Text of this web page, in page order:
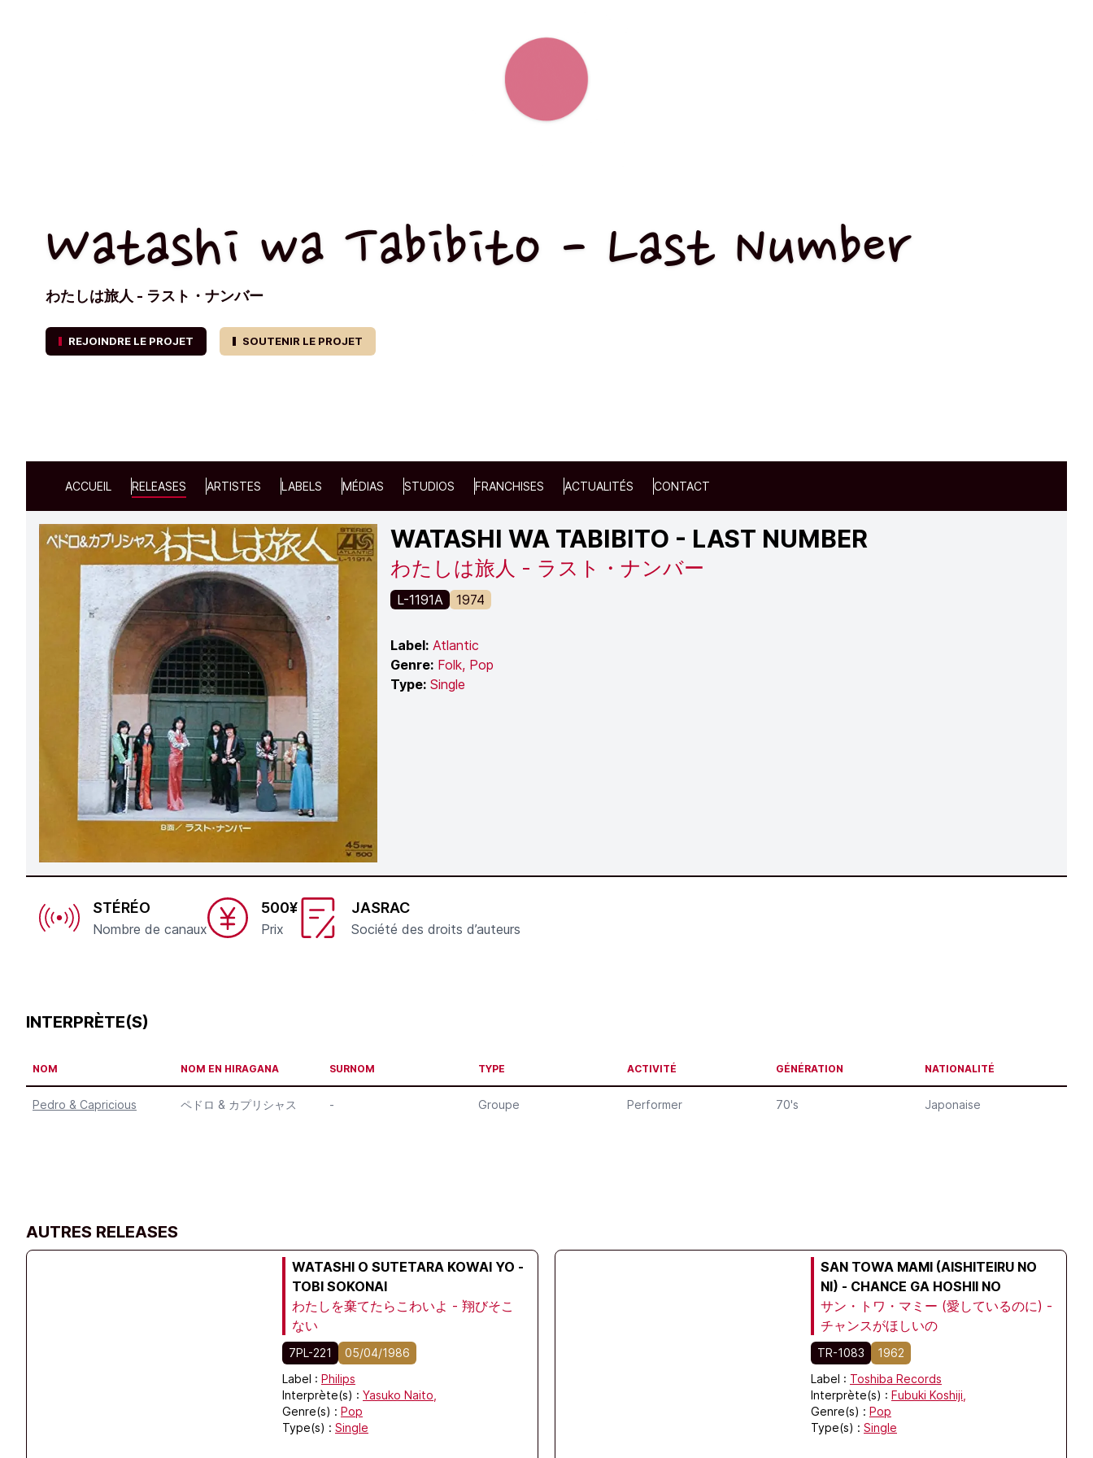
Watashi wa Tabibito - Last Number
わたしは旅人 - ラスト・ナンバー
REJOINDRE LE PROJET SOUTENIR LE PROJET
ACCUEIL RELEASES ARTISTES LABELS MÉDIAS STUDIOS FRANCHISES ACTUALITÉS CONTACT
WATASHI WA TABIBITO - LAST NUMBER
わたしは旅人 - ラスト・ナンバー
L-1191A 1974
Label: Atlantic
Genre: Folk, Pop
Type: Single
STÉRÉO
Nombre de canaux
500¥
Prix
JASRAC
Société des droits d’auteurs
INTERPRÈTE(S)
NOM NOM EN HIRAGANA SURNOM TYPE ACTIVITÉ GÉNÉRATION NATIONALITÉ
Pedro & Capricious ペドロ & カプリシャス - Groupe Performer 70's Japonaise
AUTRES RELEASES
WATASHI O SUTETARA KOWAI YO -
TOBI SOKONAI
わたしを棄てたらこわいよ - 翔びそこ
ない
7PL-221
05/04/1986
Label : Philips
Interprète(s) : Yasuko Naito,
Genre(s) : Pop
Type(s) : Single
SAN TOWA MAMI (AISHITEIRU NO
NI) - CHANCE GA HOSHII NO
サン・トワ・マミー (愛しているのに) -
チャンスがほしいの
TR-1083
1962
Label : Toshiba Records
Interprète(s) : Fubuki Koshiji,
Genre(s) : Pop
Type(s) : Single